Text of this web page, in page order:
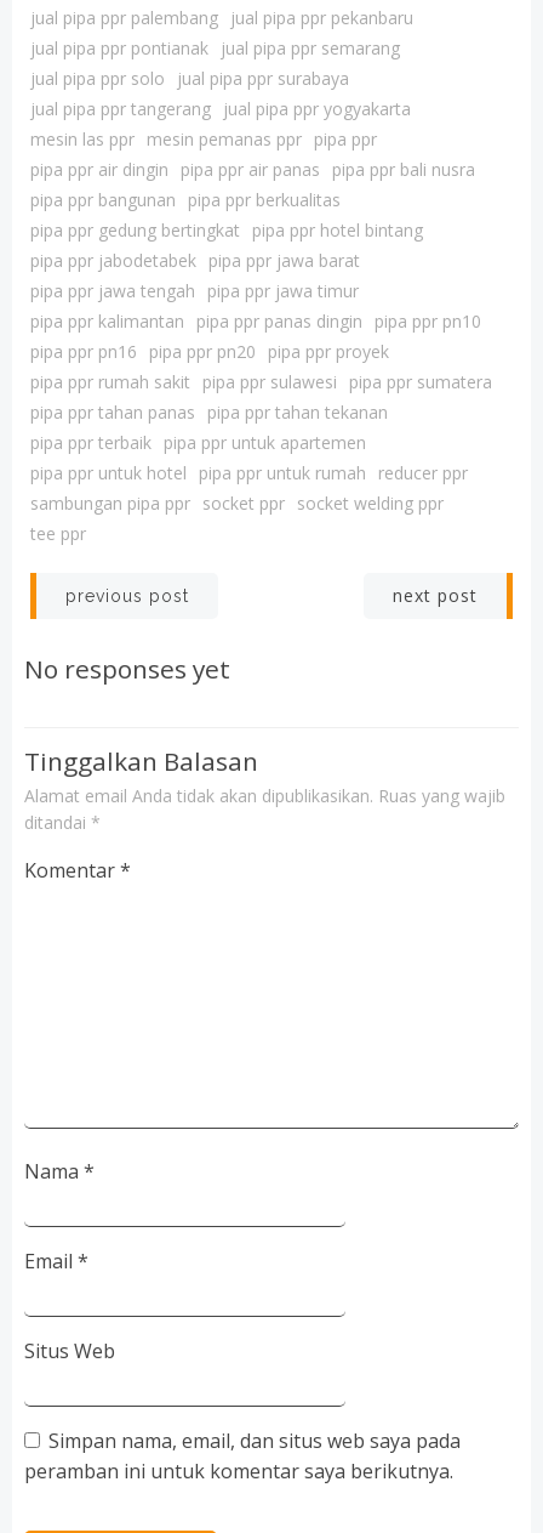
jual pipa ppr palembang
jual pipa ppr pekanbaru
jual pipa ppr pontianak
jual pipa ppr semarang
jual pipa ppr solo
jual pipa ppr surabaya
jual pipa ppr tangerang
jual pipa ppr yogyakarta
mesin las ppr mesin pemanas ppr pipa ppr
pipa ppr air dingin
pipa ppr air panas
pipa ppr bali nusra
pipa ppr bangunan
pipa ppr berkualitas
pipa ppr gedung bertingkat
pipa ppr hotel bintang
pipa ppr jabodetabek pipa ppr jawa barat
pipa ppr jawa tengah
pipa ppr jawa timur
pipa ppr kalimantan
pipa ppr panas dingin
pipa ppr pn10
pipa ppr pn16
pipa ppr pn20
pipa ppr proyek
pipa ppr rumah sakit
pipa ppr sulawesi
pipa ppr sumatera
pipa ppr tahan panas
pipa ppr tahan tekanan
pipa ppr terbaik pipa ppr untuk apartemen
pipa ppr untuk hotel
pipa ppr untuk rumah
reducer ppr
sambungan pipa ppr socket ppr socket welding ppr
tee ppr
Post
navigation
previous post next post
No responses yet
Tinggalkan Balasan
Alamat email Anda tidak akan dipublikasikan. Ruas yang wajib
ditandai *
Komentar*
Nama *
Email *
Situs Web
Simpan nama, email, dan situs web saya pada
peramban ini untuk komentar saya berikutnya.